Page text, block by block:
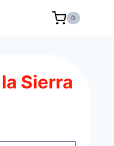
0
Sierra